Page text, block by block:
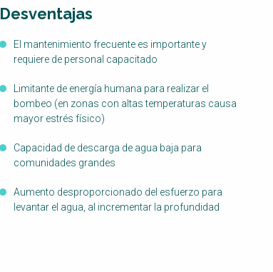
Desventajas
El mantenimiento frecuente es importante y
requiere de personal capacitado
Limitante de energía humana para realizar el
bombeo (en zonas con altas temperaturas causa
mayor estrés físico)
Capacidad de descarga de agua baja para
comunidades grandes
Aumento desproporcionado del esfuerzo para
levantar el agua, al incrementar la profundidad